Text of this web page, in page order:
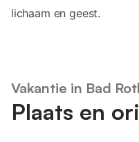
lichaam en geest.
Vakantie in Bad
Plaats en